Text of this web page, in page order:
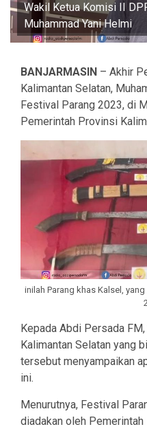
Wakil Ketua Komisi II
Muhammad Yani Helmi
BANJARMASIN – Akhir
Kalimantan Selatan,
Festival Parang 2023, di
Pemerintah Provinsi
inilah Parang khas Kalsel,
Kepada Abdi Persada
Kalimantan Selatan yang
tersebut menyampaikan
ini.
Menurutnya, Festival
diadakan oleh